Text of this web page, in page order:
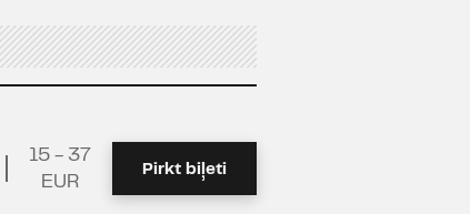
15 - 37
EUR
Pirkt biļeti